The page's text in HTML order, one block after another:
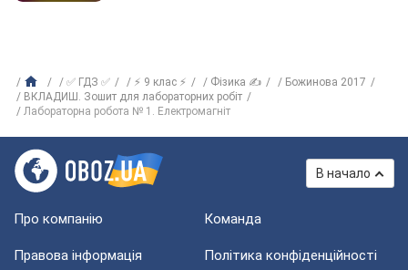
✅ ГДЗ ✅ ⚡ 9 клас ⚡ Фізика ✍
Божинова 2017
ВКЛАДИШ. Зошит для лабораторних робіт
Лабораторна робота № 1. Електромагніт
В начало
Про компанію Команда
Правова інформація Політика конфіденційності